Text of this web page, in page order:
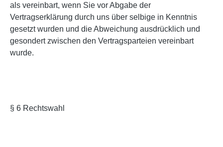
als vereinbart, wenn Sie vor Abgabe der
Vertragserklärung durch uns über selbige in Kenntnis
gesetzt wurden und die Abweichung ausdrücklich und
gesondert zwischen den Vertragsparteien vereinbart
wurde.
§ 6 Rechtswahl